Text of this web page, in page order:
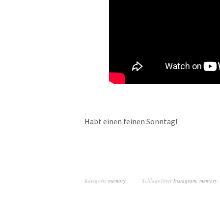
Habt einen feinen Sonntag!
Kategorie memory SchlagwörterInstagram, memory,